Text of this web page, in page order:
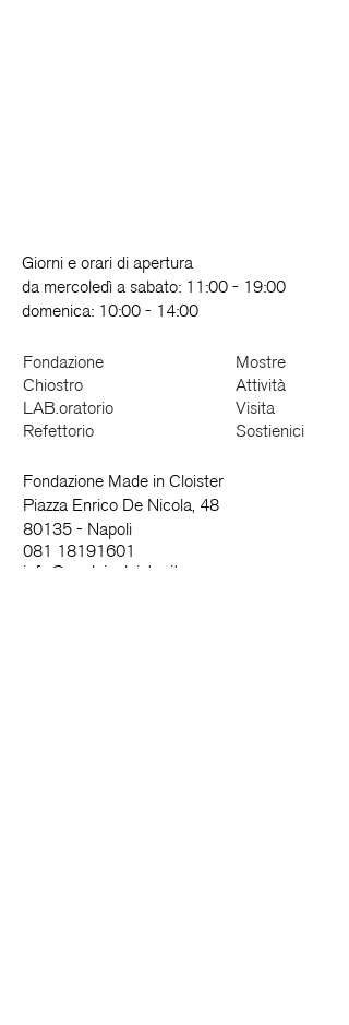
Giorni e orari di apertura
da mercoledì a sabato: 11:00 - 19:00
domenica: 10:00 - 14:00
Fondazione
Chiostro
LAB.oratorio
Refettorio
Mostre
Attività
Visita
Sostienici
Fondazione Made in Cloister
Piazza Enrico De Nicola, 48
80135 - Napoli
081 18191601
info@madeincloister.it